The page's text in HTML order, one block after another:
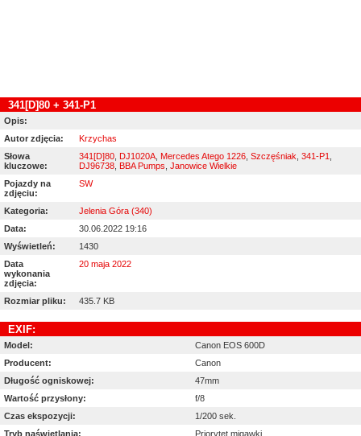
341[D]80 + 341-P1
Opis:
Autor zdjęcia:
Krzychas
Słowa
kluczowe:
341[D]80 DJ1020A Mercedes Atego 1226 Szczęśniak 341-P1
DJ96738
BBA Pumps Janowice Wielkie
Pojazdy na
zdjęciu:
SW
Kategoria:
Jelenia Góra (340)
Data:
30.06.2022 19:16
Wyświetleń:
1430
Data
wykonania
zdjęcia:
20 maja 2022
Rozmiar pliku: 435.7 KB
EXIF:
Model:
Canon EOS 600D
Producent:
Canon
Długość ogniskowej:
47mm
Wartość przysłony:
f/8
Czas ekspozycji:
1/200 sek.
Tryb naświetlania:
Priorytet migawki